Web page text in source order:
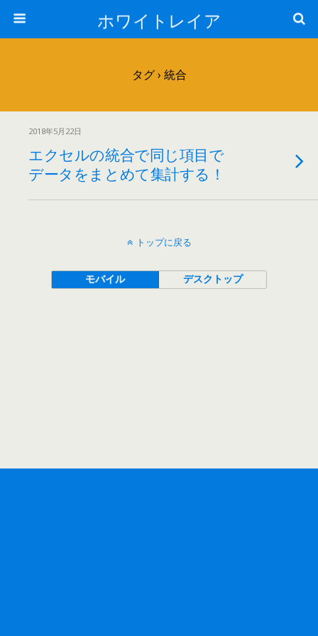
ホワイトレイア
タグ › 統合
2018年5月22日
エクセルの統合で同じ項目で
データをまとめて集計する！
トップに戻る
モバイル デスクトップ